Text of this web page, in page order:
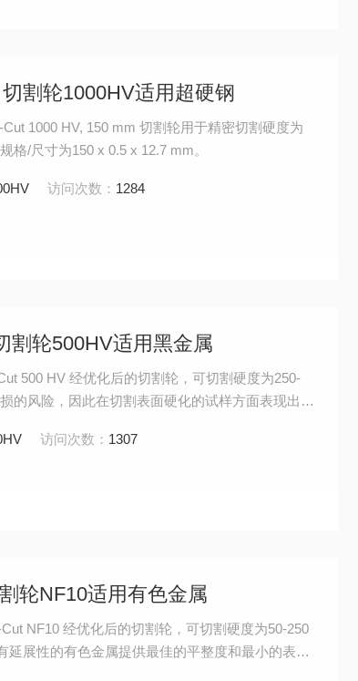
割轮1000HV适用超硬钢
1000 HV, 150 mm 切割轮用于精密切割硬度为
格/尺寸为150 x 0.5 x 12.7 mm。
访问次数： 1284
割轮500HV适用黑金属
500 HV 经优化后的切割轮，可切割硬度为250-
的风险，因此在切割表面硬化的试样方面表现出
访问次数： 1307
轮NF10适用有色金属
NF10 经优化后的切割轮，可切割硬度为50-250
展性的有色金属提供最佳的平整度和最小的表面